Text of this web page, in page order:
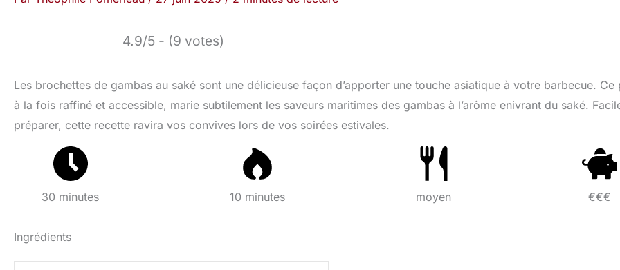
4.9/5 - (9 votes)
Les brochettes de gambas au saké sont une délicieuse façon d’apporter une touche asiatique à votre barbecue. Ce
à la fois raffiné et accessible, marie subtilement les saveurs maritimes des gambas à l’arôme enivrant du saké.
préparer, cette recette ravira vos convives lors de vos soirées estivales.
30 minutes 10 minutes moyen €€€
Ingrédients